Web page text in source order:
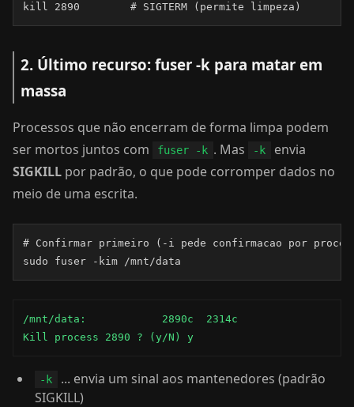
kill 2890        # SIGTERM (permite limpeza)
2. Último recurso: fuser -k para matar em
massa
Processos que não encerram de forma limpa podem
ser mortos juntos com
fuser -k . Mas -k
envia
SIGKILL por padrão, o que pode corromper dados no
meio de uma escrita.
# Confirmar primeiro (-i pede confirmacao por
sudo fuser -kim /mnt/data
/mnt/data:            2890c  2314c
Kill process 2890 ? (y/N) y
-k
... envia um sinal aos mantenedores (padrão
SIGKILL)